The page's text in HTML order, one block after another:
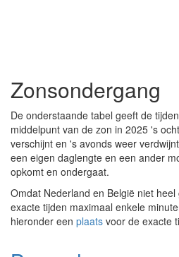
Zonsondergang
De onderstaande tabel geeft de
middelpunt van de zon in 2025 's
verschijnt en 's avonds weer
een eigen daglengte en een ander
opkomt en ondergaat.
Omdat Nederland en België niet
exacte tijden maximaal enkele
hieronder een plaats voor de exacte